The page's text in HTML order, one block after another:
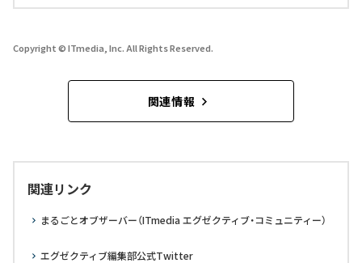
Copyright © ITmedia, Inc. All Rights Reserved.
関連情報
関連リンク
まるごとオブザーバー（ITmedia エグゼクティブ・コミュニティー）
エグゼクティブ編集部公式Twitter